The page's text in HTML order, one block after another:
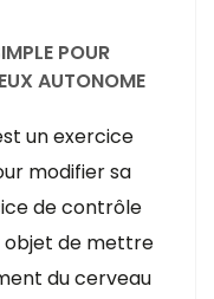
POUR
AUTONOME
un exercice
modifier sa
de contrôle
objet de mettre
du cerveau